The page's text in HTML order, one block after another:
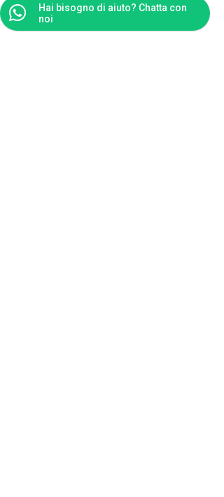
Gli areoporti più vicini Bolzano, Verona
Catullo e Venezia Marco Polo
Hai bisogno di aiuto? Chatta con
noi